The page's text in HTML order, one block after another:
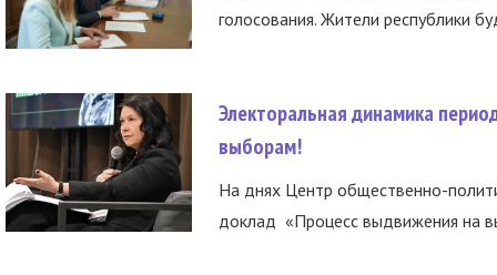
голосования. Жители республики
Электоральная динамика
выборам!
На днях Центр общественно-
доклад «Процесс выдвижения на